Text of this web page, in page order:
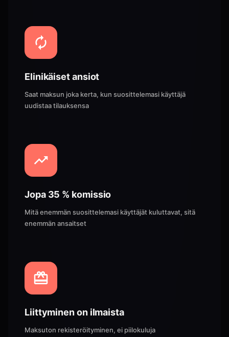
Elinikäiset ansiot
Saat maksun joka kerta, kun suosittelemasi käyttäjä
uudistaa tilauksensa
Jopa 35 % komissio
Mitä enemmän suosittelemasi käyttäjät kuluttavat, sitä
enemmän ansaitset
Liittyminen on ilmaista
Maksuton rekisteröityminen, ei piilokuluja